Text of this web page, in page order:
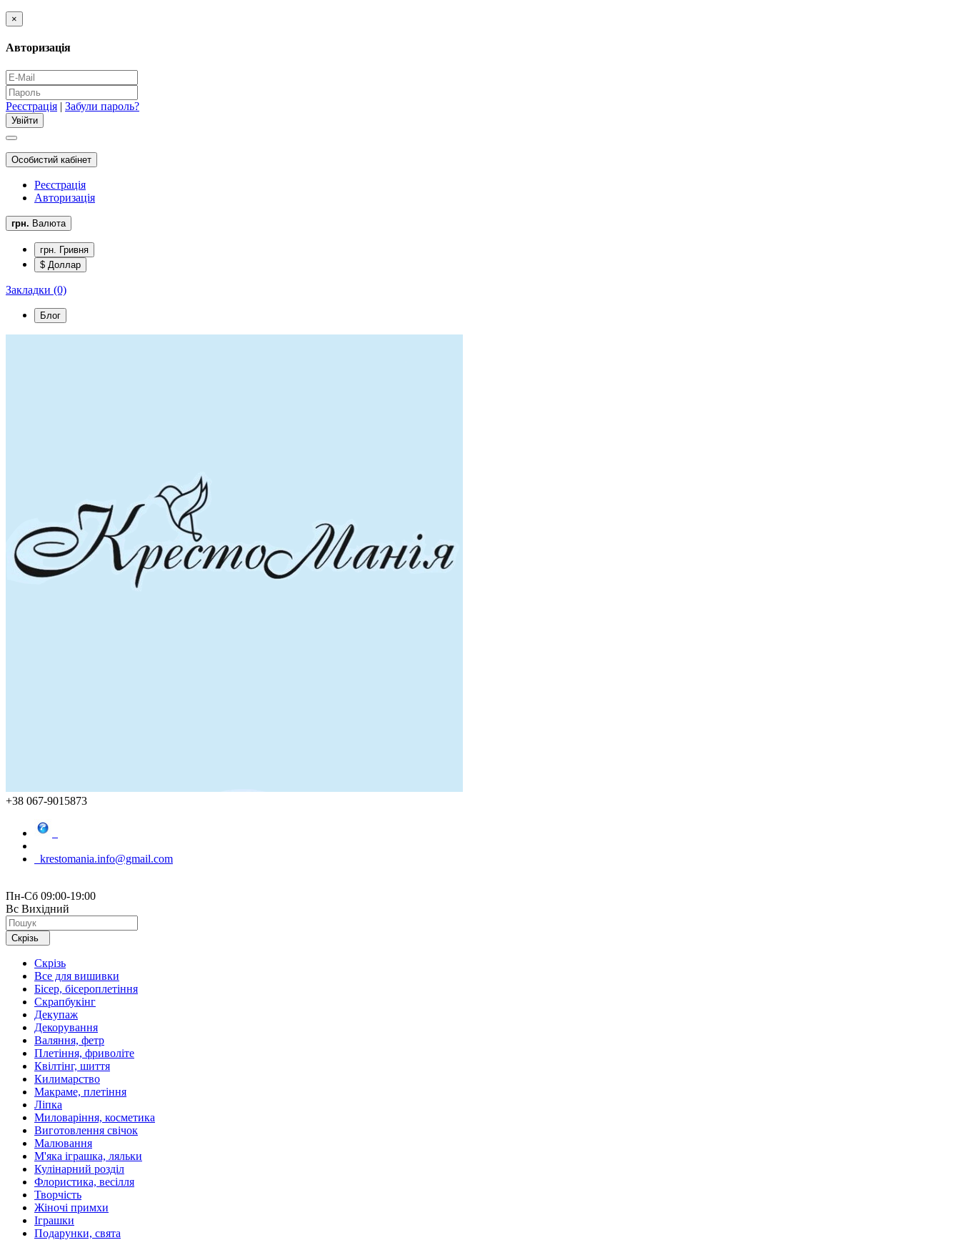
×
Авторизація
Реєстрація | Забули пароль?
Особистий кабінет
Реєстрація
Авторизація
грн. Валюта
грн. Гривня
$ Доллар
Закладки (0)
Блог
+38 067-9015873
krestomania.info@gmail.com
Пн-Сб 09:00-19:00
Вс Вихідний
Скрізь
Скрізь
Все для вишивки
Бісер, бісероплетіння
Скрапбукінг
Декупаж
Декорування
Валяння, фетр
Плетіння, фриволіте
Квілтінг, шиття
Килимарство
Макраме, плетіння
Ліпка
Миловаріння, косметика
Виготовлення свічок
Малювання
М'яка іграшка, ляльки
Кулінарний розділ
Флористика, весілля
Творчість
Жіночі примхи
Іграшки
Подарунки, свята